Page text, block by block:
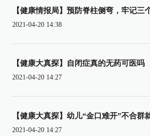
【健康情报局】预防脊柱侧弯，牢记三
2021-04-20 14:38
【健康大真探】自闭症真的无药可医吗
2021-04-20 14:27
【健康大真探】幼儿“金口难开”不合群
2021-04-20 14:27